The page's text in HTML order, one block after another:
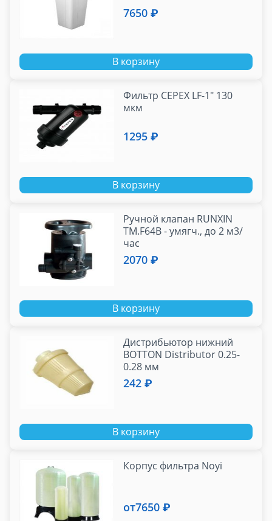
7650 ₽
В корзину
Фильтр CEPEX LF-1" 130
мкм
1295 ₽
В корзину
Ручной клапан RUNXIN
TM.F64B - умягч., до 2 м3/
час
2070 ₽
В корзину
Дистрибьютор нижний
BOTTON Distributor 0.25-
0.28 мм
242 ₽
В корзину
Корпус фильтра Noyi
от7650 ₽